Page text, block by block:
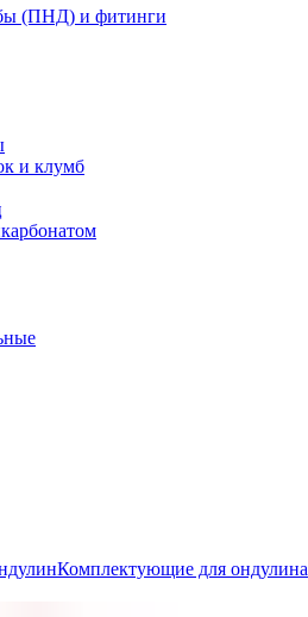
(ПНД) и фитинги
и клумб
Комплектующие для ондулина